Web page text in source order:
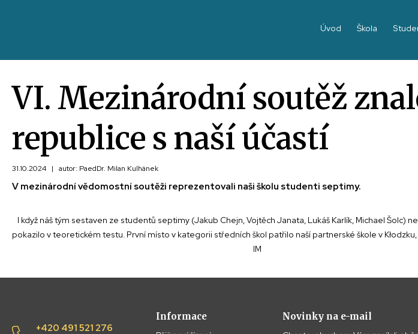
Úvod Škola
VI. Mezinárodní soutěž
republice s naší účastí
31.10.2024 | autor: PaedDr. Milan Kulhánek
V mezinárodní vědomostní soutěži reprezentovali naši školu studenti septimy.
I když náš tým sestaven ze studentů septimy (Jakub Chejn, Vojtěch Janata, Lukáš Karlík, Michael
pokazilo v teoretickém testu. První místo v kategorii středních škol patřilo naší partnerské škole v
IM
+420 491 521 276
Informace Novinky na e-mail